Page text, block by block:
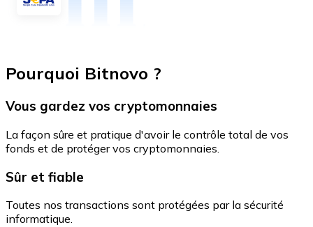
Pourquoi Bitnovo ?
Vous gardez vos cryptomonnaies
La façon sûre et pratique d'avoir le contrôle total de vos
fonds et de protéger vos cryptomonnaies.
Sûr et fiable
Toutes nos transactions sont protégées par la sécurité
informatique.